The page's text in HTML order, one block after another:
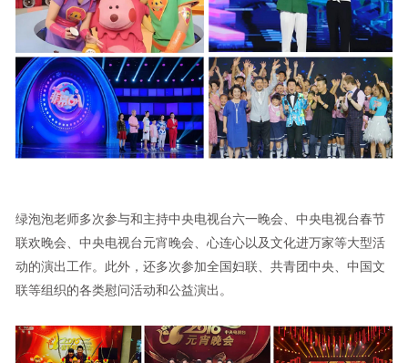
绿泡泡老师多次参与和主持中央电视台六一晚会、中央电视台春节
联欢晚会、中央电视台元宵晚会、心连心以及文化进万家等大型活
动的演出工作。此外，还多次参加全国妇联、共青团中央、中国文
联等组织的各类慰问活动和公益演出。